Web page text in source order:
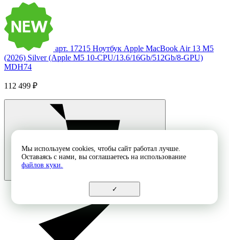
арт. 17215 Ноутбук Apple MacBook Air 13 M5
(2026) Silver (Apple M5 10-CPU/13.6/16Gb/512Gb/8-GPU)
MDH74
112 499 ₽
Мы используем cookies, чтобы сайт работал лучше.
Оставаясь с нами, вы соглашаетесь на использование
файлов куки.
✓